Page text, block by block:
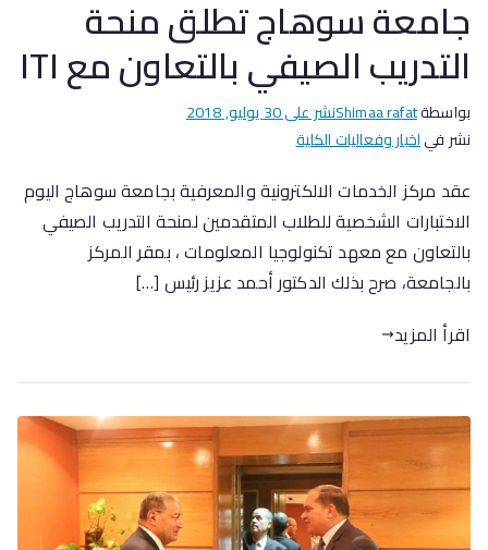
جامعة سوهاج تطلق منحة
التدريب الصيفي بالتعاون مع ITI
بواسطةShimaa rafatنشر على30 يوليو, 2018
نشر فياخبار وفعاليات الكلية
عقد مركز الخدمات الالكترونية والمعرفية بجامعة سوهاج اليوم
الاختبارات الشخصية للطلاب المتقدمين لمنحة التدريب الصيفي
بالتعاون مع معهد تكنولوجيا المعلومات ، بمقر المركز
بالجامعة، صرح بذلك الدكتور أحمد عزيز رئيس […]
اقرأ المزيد